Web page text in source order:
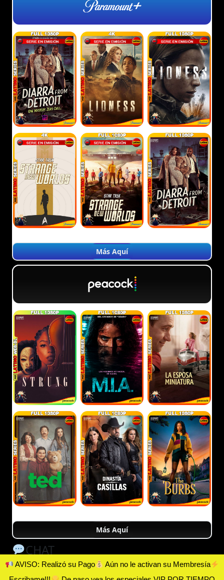
AVISO: Realizó su Pago
Aún no le activan su Membresía
Más Aquí
Más Aquí
CHAT